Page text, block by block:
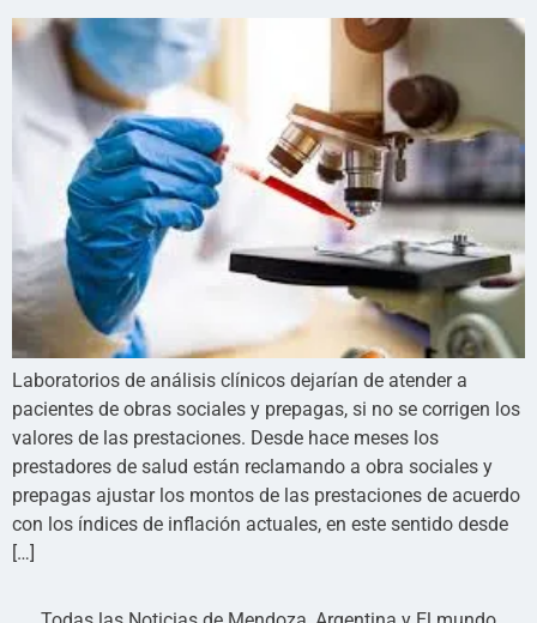
Laboratorios de análisis clínicos dejarían de atender a
pacientes de obras sociales y prepagas, si no se corrigen los
valores de las prestaciones. Desde hace meses los
prestadores de salud están reclamando a obra sociales y
prepagas ajustar los montos de las prestaciones de acuerdo
con los índices de inflación actuales, en este sentido desde
[…]